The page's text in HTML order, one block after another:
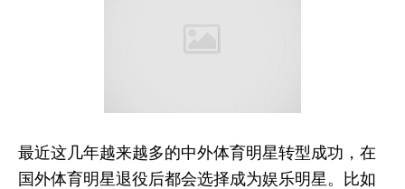
最近这几年越来越多的中外体育明星转型成功，在
国外体育明星退役后都会选择成为娱乐明星。比如